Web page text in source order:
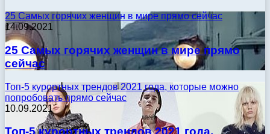
25 Самых горячих женщин в мире прямо сейчас
14.09.2021
25 Самых горячих женщин в мире прямо
сейчас
Топ-5 курортных трендов 2021 года, которые можно
попробовать прямо сейчас
10.09.2021